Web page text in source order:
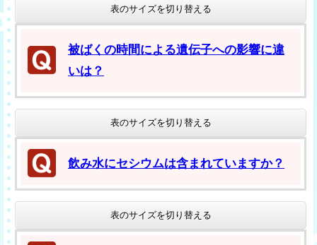
表のサイズを切り替える
被ばくの時間による遺伝子への影響に違
いは？
表のサイズを切り替える
飲み水にセシウムは含まれていますか？
表のサイズを切り替える